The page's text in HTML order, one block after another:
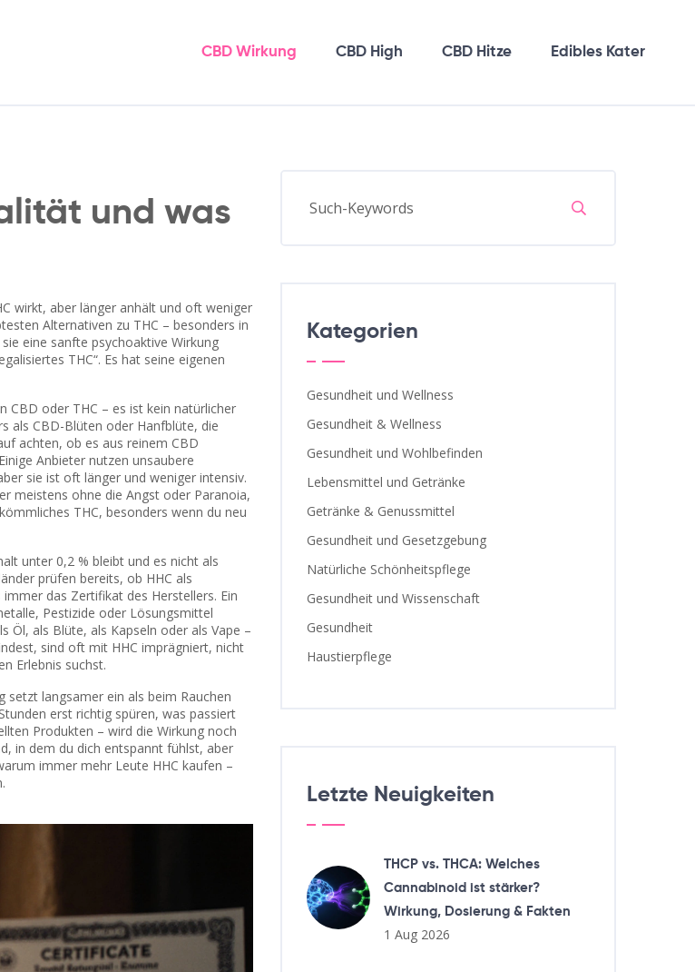
CBD Wirkung CBD High CBD Hitze Edibles Kater
und was
wirkt, aber länger anhält und oft weniger
Alternativen zu THC – besonders in
eine sanfte psychoaktive Wirkung
THC“. Es hat seine eigenen
CBD oder THC – es ist kein natürlicher
als CBD-Blüten oder Hanfblüte, die
achten, ob es aus reinem CBD
Anbieter nutzen unsaubere
sie ist oft länger und weniger intensiv.
meistens ohne die Angst oder Paranoia,
THC, besonders wenn du neu
unter 0,2 % bleibt und es nicht als
prüfen bereits, ob HHC als
das Zertifikat des Herstellers. Ein
Pestizide oder Lösungsmittel
Öl, als Blüte, als Kapseln oder als Vape –
sind oft mit HHC imprägniert, nicht
Erlebnis suchst.
langsamer ein als beim Rauchen
erst richtig spüren, was passiert
Produkten – wird die Wirkung noch
in dem du dich entspannt fühlst, aber
immer mehr Leute HHC kaufen –
Kategorien
Gesundheit und Wellness
Gesundheit & Wellness
Gesundheit und Wohlbefinden
Lebensmittel und Getränke
Getränke & Genussmittel
Gesundheit und Gesetzgebung
Natürliche Schönheitspflege
Gesundheit und Wissenschaft
Gesundheit
Haustierpflege
Letzte Neuigkeiten
THCP vs. THCA: Welches
Cannabinoid ist stärker?
Wirkung, Dosierung & Fakten
1 Aug 2026